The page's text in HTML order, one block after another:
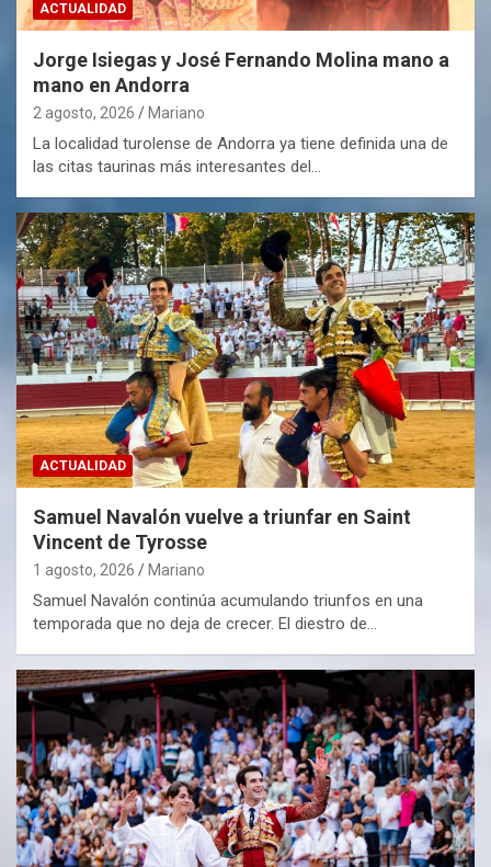
ACTUALIDAD
Jorge Isiegas y José Fernando Molina mano a
mano en Andorra
2 agosto, 2026 Mariano
La localidad turolense de Andorra ya tiene definida una de
las citas taurinas más interesantes del…
ACTUALIDAD
Samuel Navalón vuelve a triunfar en Saint
Vincent de Tyrosse
1 agosto, 2026 Mariano
Samuel Navalón continúa acumulando triunfos en una
temporada que no deja de crecer. El diestro de…